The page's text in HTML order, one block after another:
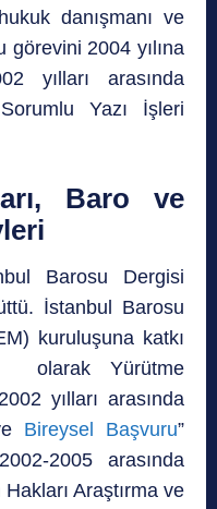
danışmanı ve
görevini 2004 yılına
yılları arasında
Yazı İşleri
Baro ve
Barosu Dergisi
İstanbul Barosu
kuruluşuna katkı
olarak Yürütme
yılları arasında
Bireysel Başvuru”
2005 arasında
Hakları Araştırma ve